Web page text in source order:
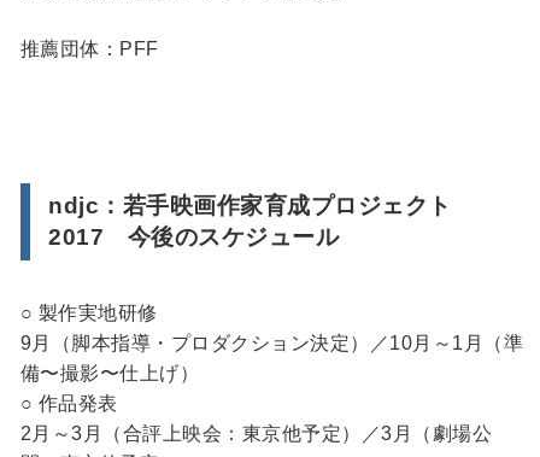
推薦団体：PFF
ndjc：若手映画作家育成プロジェクト
2017 今後のスケジュール
○ 製作実地研修
9月（脚本指導・プロダクション決定）／10月～1月（準
備〜撮影〜仕上げ）
○ 作品発表
2月～3月（合評上映会：東京他予定）／3月（劇場公